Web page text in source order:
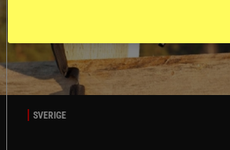
SVERIGE